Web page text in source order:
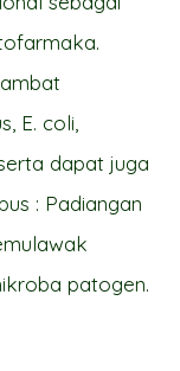
E. coli,
dapat juga
: Padiangan
patogen.